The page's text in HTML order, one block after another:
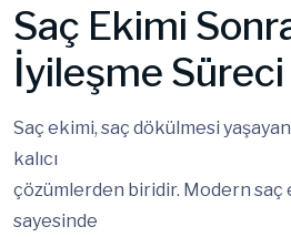
Saç Ekimi
İyileşme Süreci
Saç ekimi, saç dökülmesi
kalıcı
çözümlerden biridir. Modern
sayesinde